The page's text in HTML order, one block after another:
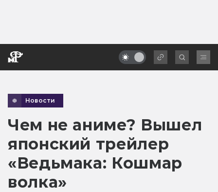
Новости
Чем не аниме? Вышел
японский трейлер
«Ведьмака: Кошмар
волка»